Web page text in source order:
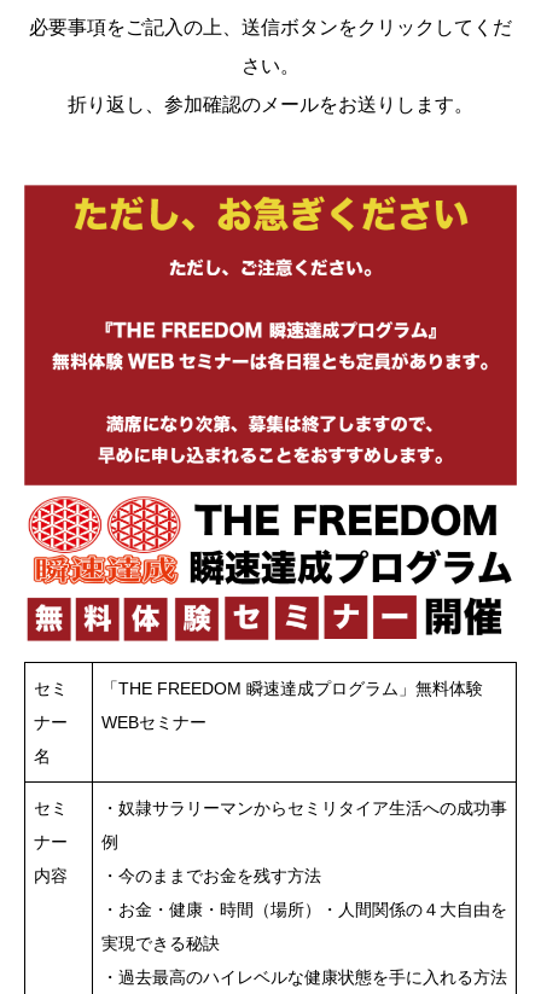
必要事項をご記入の上、送信ボタンをクリックしてくだ
さい。
折り返し、参加確認のメールをお送りします。
セミ
ナー
名
「THE FREEDOM 瞬速達成プログラム」無料体験
WEBセミナー
セミ
ナー
内容
・奴隷サラリーマンからセミリタイア生活への成功事
例
・今のままでお金を残す方法
・お金・健康・時間（場所）・人間関係の４大自由を
実現できる秘訣
・過去最高のハイレベルな健康状態を手に入れる方法